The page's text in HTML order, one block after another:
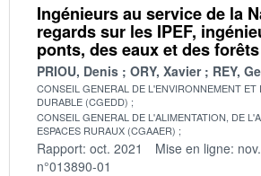
Ingénieurs au service de la
regards sur les IPEF,
ponts, des eaux et des forêts
PRIOU, Denis ORY, Xavier REY,
CONSEIL GENERAL DE L'ENVIRONNEMENT ET
DURABLE (CGEDD)
CONSEIL GENERAL DE L'ALIMENTATION, DE
ESPACES RURAUX (CGAAER)
Rapport: oct. 2021 Mise en ligne:
n°013890-01